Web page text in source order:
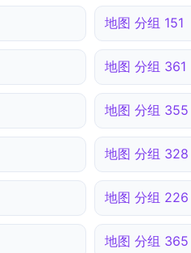
地图 分组 151
地图 分组 361
地图 分组 355
地图 分组 328
地图 分组 226
地图 分组 365